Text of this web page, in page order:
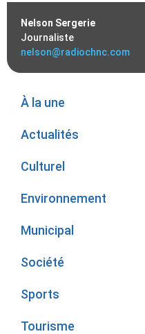
Nelson Sergerie
Journaliste
nelson@radiochnc.com
À la une
Actualités
Culturel
Environnement
Municipal
Société
Sports
Tourisme